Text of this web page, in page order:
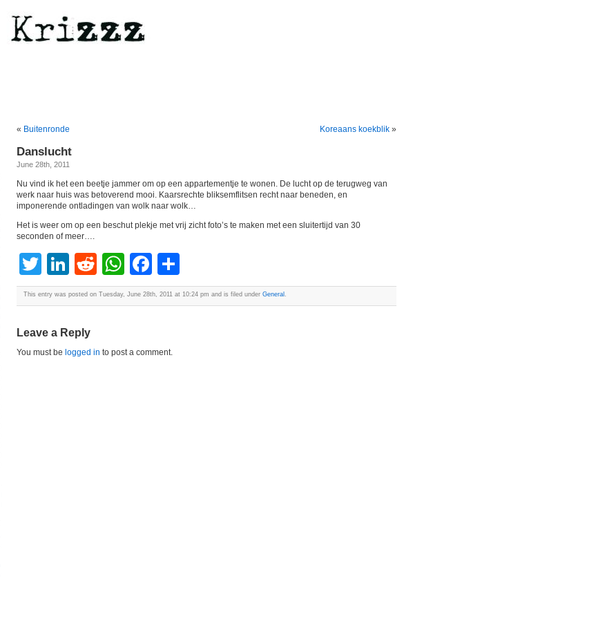
« Buitenronde Koreaans koekblik »
Danslucht
June 28th, 2011
Nu vind ik het een beetje jammer om op een appartementje te wonen. De lucht op de terugweg van
werk naar huis was betoverend mooi. Kaarsrechte bliksemflitsen recht naar beneden, en
imponerende ontladingen van wolk naar wolk…
Het is weer om op een beschut plekje met vrij zicht foto’s te maken met een sluitertijd van 30
seconden of meer….
Twitter
LinkedIn
RedditWhatsApp
Facebook
This entry was posted on Tuesday, June 28th, 2011 at 10:24 pm and is filed under General .
Leave a Reply
You must be logged in to post a comment.